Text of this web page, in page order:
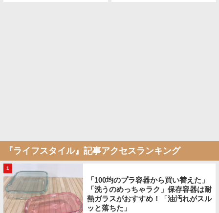
技とは
『ライフスタイル』記事アクセスランキング
1
「100均のプラ容器から買い替えた」
「洗うのめっちゃラク」保存容器は耐
熱ガラスがおすすめ！「油汚れがスル
ッと落ちた」